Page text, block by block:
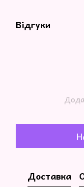
Відгуки
Доставка